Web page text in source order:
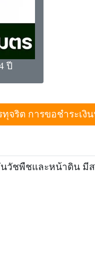
ปี
จริต การขอชำระเ
ชพืชและหน้าดิน มี